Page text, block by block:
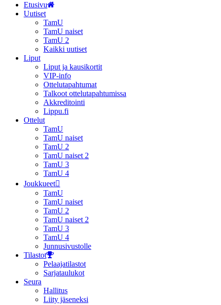
Etusivu
Uutiset
TamU
TamU naiset
TamU 2
Kaikki uutiset
Liput
Liput ja kausikortit
VIP-info
Ottelutapahtumat
Talkoot ottelutapahtumissa
Akkreditointi
Lippu.fi
Ottelut
TamU
TamU naiset
TamU 2
TamU naiset 2
TamU 3
TamU 4
Joukkueet
TamU
TamU naiset
TamU 2
TamU naiset 2
TamU 3
TamU 4
Junnusivustolle
Tilastot
Pelaajatilastot
Sarjataulukot
Seura
Hallitus
Liity jäseneksi